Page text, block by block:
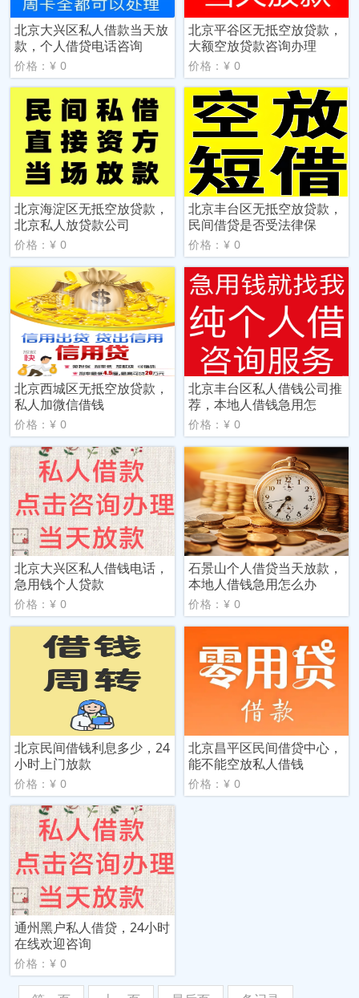
北京大兴区私人借款当天放
款，个人借贷电话咨询
价格：¥ 0
北京平谷区无抵空放贷款，
大额空放贷款咨询办理
价格：¥ 0
北京海淀区无抵空放贷款，
北京私人放贷款公司
价格：¥ 0
北京丰台区无抵空放贷款，
民间借贷是否受法律保
价格：¥ 0
北京西城区无抵空放贷款，
私人加微信借钱
价格：¥ 0
北京丰台区私人借钱公司推
荐，本地人借钱急用怎
价格：¥ 0
北京大兴区私人借钱电话，
急用钱个人贷款
价格：¥ 0
石景山个人借贷当天放款，
本地人借钱急用怎么办
价格：¥ 0
北京民间借钱利息多少，24
小时上门放款
价格：¥ 0
北京昌平区民间借贷中心，
能不能空放私人借钱
价格：¥ 0
通州黑户私人借贷，24小时
在线欢迎咨询
价格：¥ 0